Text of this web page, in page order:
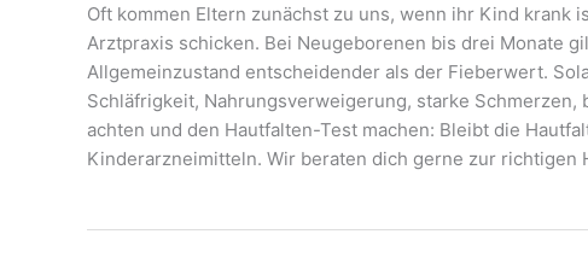
Oft kommen Eltern zunächst zu uns, wenn ihr Kind
Arztpraxis schicken. Bei Neugeborenen bis drei Monate
Allgemeinzustand entscheidender als der Fieberwert.
Schläfrigkeit, Nahrungsverweigerung, starke
achten und den Hautfalten-Test machen: Bleibt die
Kinderarzneimitteln. Wir beraten dich gerne zur richtigen